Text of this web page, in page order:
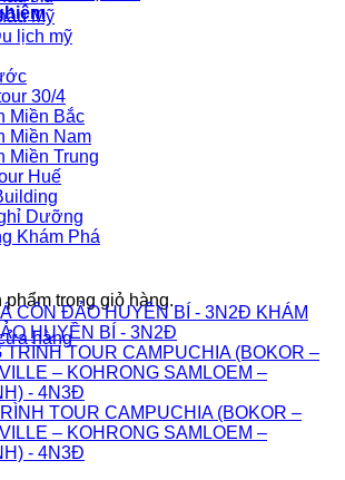
trong giỏ hàng.
hàng
Mỹ
lịch mỹ
30/4
Miền Bắc
Miền Nam
Miền Trung
Huế
Dưỡng
Khám Phá
KHÁM
HUYỀN BÍ - 3N2Đ
TOUR CAMPUCHIA (BOKOR –
– KOHRONG SAMLOEM –
- 4N3Đ